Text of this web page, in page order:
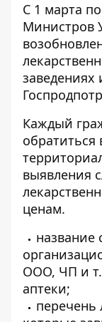
С 1 марта
Министров
заведениях
Каждый
обратиться
выявления
ценам.
название
ООО, ЧП и
аптеки;
перечень